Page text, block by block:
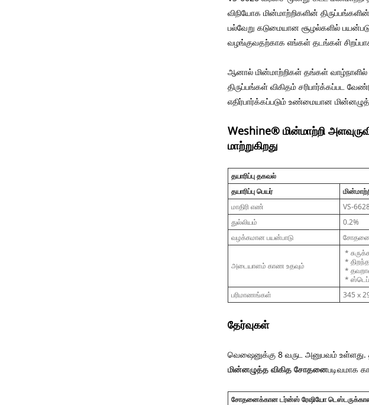
விநியோக மின்மாற்றிகளின்
பல்வேறு கடுமையான சூழல்களில்
வழங்குவதற்காக எங்கள் தடங்கள்
ஆனால் மின்மாற்றிகள் தங்கள் வாழ்நாளில்
திருப்பங்கள் விகிதம் சரிபார்க்கப்பட
எதிர்பார்க்கப்படும் உண்மையான
Weshine® மின்மாற்றி
மாற்றுகிறது
தயாரிப்பு தகவல்
தயாரிப்பு பெயர்
மாதிரி எண்
VS-
துல்லியம்
0.2%
வழக்கமான பயன்பாடு
அடையாளம் காண உதவும்
*
*
*
* ஸ்டெப்
பரிமாணங்கள்
345 x
தேர்வுகள்
வெஷைனுக்கு 8 வருட அனுபவம்
மின்னழுத்த விகித சோதனைபடிவமாக
சோதனைக்கான டர்ன்ஸ் ரேஷியோ